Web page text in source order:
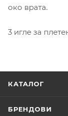
око врата.
3 игле за
КАТАЛОГ
БРЕНДОВИ